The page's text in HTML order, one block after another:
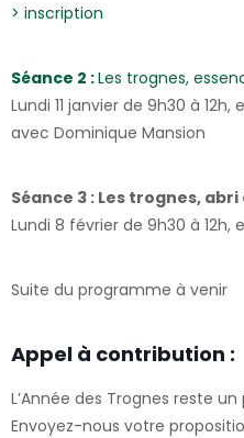
> inscription
Séance 2 :Les trognes,
Lundi 11 janvier de 9h30 à
avec Dominique Mansion
Séance 3 : Les trognes,
Lundi 8 février de 9h30 à 12h,
Suite du programme à venir
Appel à contribution :
L’Année des Trognes reste
Envoyez-nous votre